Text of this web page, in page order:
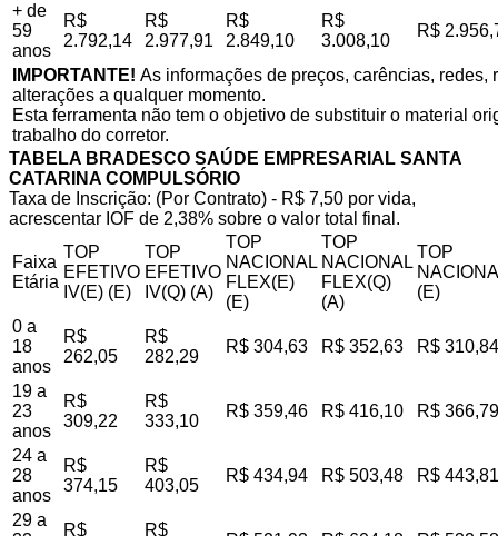
+ de
59
anos
R$
2.792,14
R$
2.977,91
R$
2.849,10
R$
3.008,10
R$
IMPORTANTE! As informações de preços, carências,
alterações a qualquer momento.
Esta ferramenta não tem o objetivo de substituir o material
trabalho do corretor.
TABELA BRADESCO SAÚDE EMPRESARIAL SANTA
CATARINA COMPULSÓRIO
Taxa de Inscrição: (Por Contrato) - R$ 7,50 por vida,
acrescentar IOF de 2,38% sobre o valor total final.
Faixa
Etária
TOP
EFETIVO
IV(E) (E)
TOP
EFETIVO
IV(Q) (A)
TOP
NACIONAL
FLEX(E)
(E)
TOP
NACIONAL
FLEX(Q)
(A)
TOP
(E)
0 a
18
anos
R$
262,05
R$
282,29
R$ 304,63 R$ 352,63 R$ 310,84
19 a
23
anos
R$
309,22
R$
333,10
R$ 359,46 R$ 416,10 R$ 366,79
24 a
28
anos
R$
374,15
R$
403,05
R$ 434,94 R$ 503,48 R$ 443,81
29 a
R$ R$